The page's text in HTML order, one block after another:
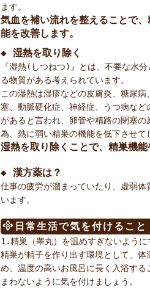
ます。
気血を補い流れを整えることで
能を改善します。
◆ 湿熱を取り除く
『湿熱(しつねつ)』とは、不要な水
る物質がある考えられています。
この湿熱は湿疹などの皮膚炎、糖尿
塞、動脈硬化症、神経症、うつ病な
があると言われ、卵管や精路の閉塞
為、熱に弱い精巣の機能を低下させて
湿熱を取り除くことで、精巣機能
◆ 漢方薬は？
仕事の疲労が溜まっていたり、虚弱
います。
日常生活で気を付けること
1.精巣（睾丸）を温めすぎないように
精巣が精子を作り出す環境として、
め、温度の高いお風呂に長く入浴す
まわないように気を付けましょう。